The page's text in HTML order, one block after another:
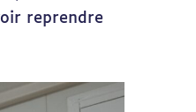
reprendre